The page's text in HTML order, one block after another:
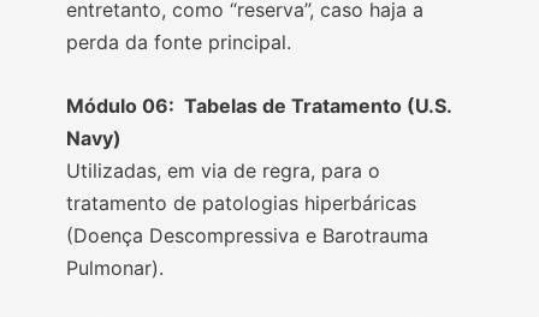
entretanto, como “reserva”, caso haja a
perda da fonte principal.
Módulo 06: Tabelas de Tratamento (U.S.
Navy)
Utilizadas, em via de regra, para o
tratamento de patologias hiperbáricas
(Doença Descompressiva e Barotrauma
Pulmonar).